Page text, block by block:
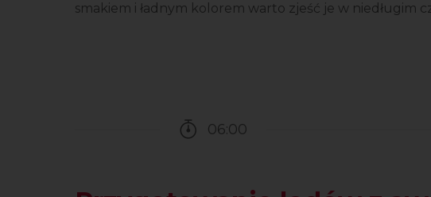
smakiem i ładnym kolorem warto zjeść je w niedługim
06:00